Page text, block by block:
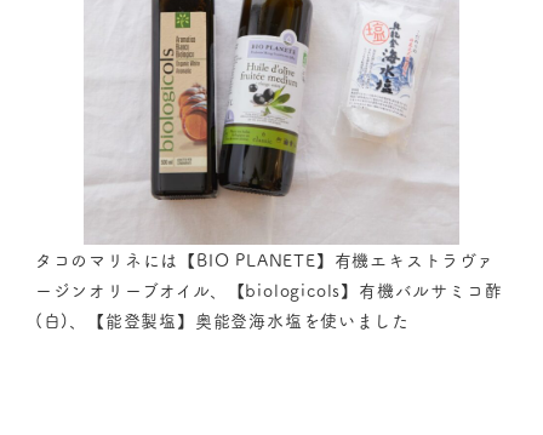
タコのマリネには【BIO PLANETE】有機エキストラヴァ
ージンオリーブオイル、【biologicols】有機バルサミコ酢
(白)、【能登製塩】奥能登海水塩を使いました